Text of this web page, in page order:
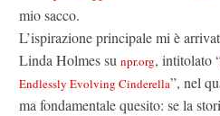
mio sacco.
L’ispirazione principale mi è
Linda Holmes su npr.org, intitolato
Endlessly Evolving Cinderella”, nel
ma fondamentale quesito: se la